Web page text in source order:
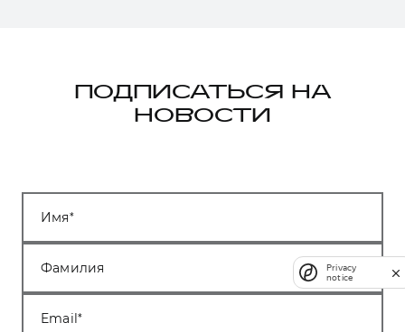
ПОДПИСАТЬСЯ НА
НОВОСТИ
Имя
Фамилия
Email
Privacy
notice